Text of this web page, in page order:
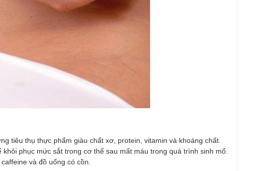
tiêu thụ thực phẩm giàu chất xơ, protein, vitamin và khoáng chất.
phục mức sắt trong cơ thể sau mất máu trong quá trình sinh mổ.
và đồ uống có cồn.